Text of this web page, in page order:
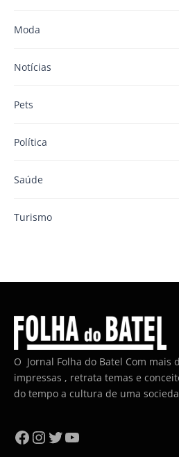
Moda
Notícias
Pets
Política
Saúde
Turismo
O Jornal Folha do Batel Com mais
impressas , retrata temas e
do tempo a cultura de uma
Facebook
Instagram
Twitter
YouTube